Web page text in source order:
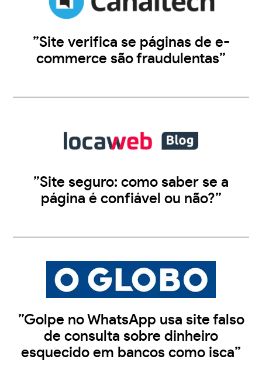
”Site verifica se páginas de e-
commerce são fraudulentas”
”Site seguro: como saber se a
página é confiável ou não?”
”Golpe no WhatsApp usa site falso
de consulta sobre dinheiro
esquecido em bancos como isca”